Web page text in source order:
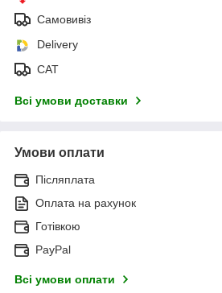
Самовивіз
Delivery
САТ
Всі умови доставки
Умови оплати
Післяплата
Оплата на рахунок
Готівкою
PayPal
Всі умови оплати